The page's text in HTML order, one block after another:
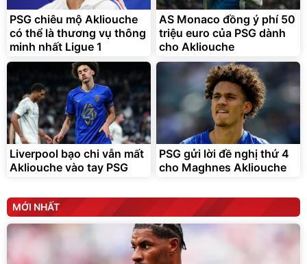
đ
Đã bán nhiều
PSG chiêu mộ Akliouche
có thể là thương vụ thông
minh nhất Ligue 1
AS Monaco đồng ý phí 50
triệu euro của PSG dành
cho Akliouche
Liverpool bạo chi vẫn mất
Akliouche vào tay PSG
PSG gửi lời đề nghị thứ 4
cho Maghnes Akliouche
MỚI NHẤT